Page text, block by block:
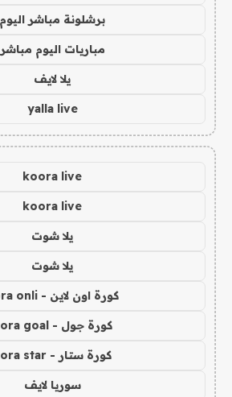
برشلونة مباشر اليوم
مباريات اليوم مباشر
يلا لايف
yalla live
koora live
koora live
يلا شوت
يلا شوت
كورة اون لاين - kora onli
كورة جول - kora goal
كورة ستار - kora star
سوريا لايف